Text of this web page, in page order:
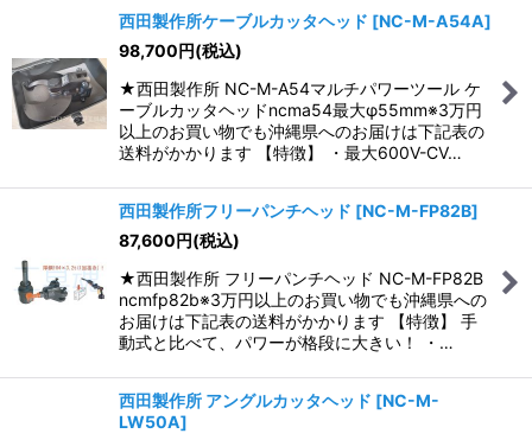
西田製作所ケーブルカッタヘッド [NC-M-A54A]
98,700円(税込)
★西田製作所 NC-M-A54マルチパワーツール ケ
ーブルカッタヘッドncma54最大φ55mm※3万円
以上のお買い物でも沖縄県へのお届けは下記表の
送料がかかります 【特徴】 ・最大600V-CV…
西田製作所フリーパンチヘッド [NC-M-FP82B]
87,600円(税込)
★西田製作所 フリーパンチヘッド NC-M-FP82B
ncmfp82b※3万円以上のお買い物でも沖縄県への
お届けは下記表の送料がかかります 【特徴】 手
動式と比べて、パワーが格段に大きい！ ・…
西田製作所 アングルカッタヘッド [NC-M-
LW50A]